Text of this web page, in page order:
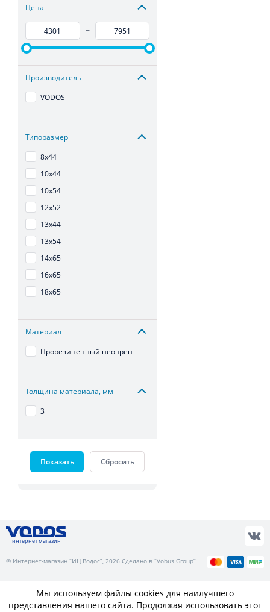
Цена
–
Производитель
VODOS
Типоразмер
8х44
10х44
10х54
12х52
13х44
13х54
14х65
16х65
18х65
Материал
Прорезиненный неопрен
Толщина материала, мм
3
Показать Сбросить
интернет магазин
© Интернет-магазин “ИЦ Водос”, 2026 Сделано в “Vobus Group”
Мы используем файлы cookies для наилучшего
представления нашего сайта. Продолжая использовать этот